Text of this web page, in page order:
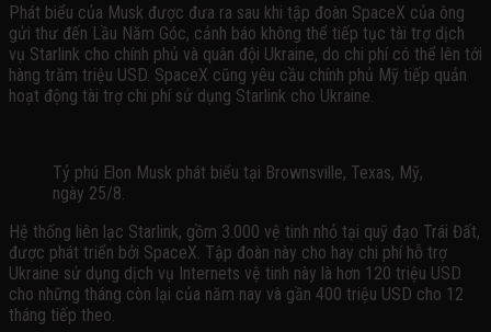
Phát biểu của Musk được đưa ra sau khi tập đoàn SpaceX của ông
gửi thư đến Lầu Năm Góc, cảnh báo không thể tiếp tục tài trợ dịch
vụ Starlink cho chính phủ và quân đội Ukraine, do chi phí có thể lên tới
hàng trăm triệu USD. SpaceX cũng yêu cầu chính phủ Mỹ tiếp quản
hoạt động tài trợ chi phí sử dụng Starlink cho Ukraine.
Tỷ phú Elon Musk phát biểu tại Brownsville, Texas, Mỹ,
ngày 25/8.
Hệ thống liên lạc Starlink, gồm 3.000 vệ tinh nhỏ tại quỹ đạo Trái Đất,
được phát triển bởi SpaceX. Tập đoàn này cho hay chi phí hỗ trợ
Ukraine sử dụng dịch vụ Internets vệ tinh này là hơn 120 triệu USD
cho những tháng còn lại của năm nay và gần 400 triệu USD cho 12
tháng tiếp theo.